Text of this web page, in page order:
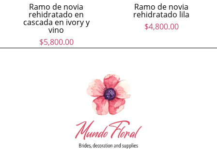
Ramo de novia
rehidratado en
cascada en ivory y
vino
$5,800.00
Ramo de novia
rehidratado lila
$4,800.00